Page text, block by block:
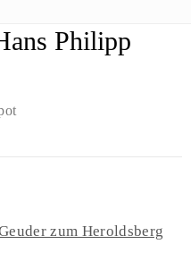
Philipp
zum Heroldsberg